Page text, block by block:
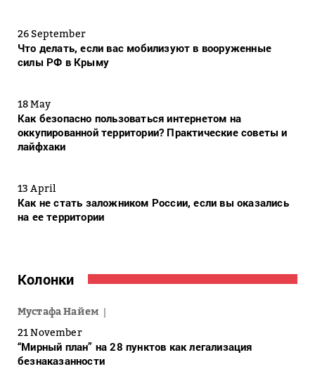
26 September
Что делать, если вас мобилизуют в вооруженные
силы РФ в Крыму
18 May
Как безопасно пользоваться интернетом на
оккупированной территории? Практические советы и
лайфхаки
13 April
Как не стать заложником России, если вы оказались
на ее территории
Колонки
Мустафа Найем
21 November
“Мирный план” на 28 пунктов как легализация
безнаказанности